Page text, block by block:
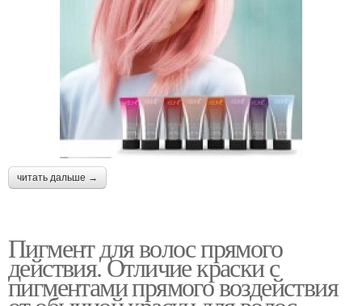
читать дальше →
Пигмент для волос прямого
действия. Отличие краски с
пигментами прямого воздействия